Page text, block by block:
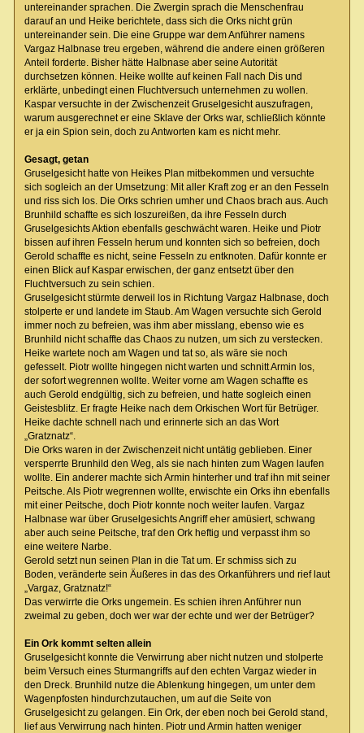
untereinander sprachen. Die Zwergin sprach die Menschenfrau
darauf an und Heike berichtete, dass sich die Orks nicht grün
untereinander sein. Die eine Gruppe war dem Anführer namens
Vargaz Halbnase treu ergeben, während die andere einen größeren
Anteil forderte. Bisher hätte Halbnase aber seine Autorität
durchsetzen können. Heike wollte auf keinen Fall nach Dis und
erklärte, unbedingt einen Fluchtversuch unternehmen zu wollen.
Kaspar versuchte in der Zwischenzeit Gruselgesicht auszufragen,
warum ausgerechnet er eine Sklave der Orks war, schließlich könnte
er ja ein Spion sein, doch zu Antworten kam es nicht mehr.
Gesagt, getan
Gruselgesicht hatte von Heikes Plan mitbekommen und versuchte
sich sogleich an der Umsetzung: Mit aller Kraft zog er an den Fesseln
und riss sich los. Die Orks schrien umher und Chaos brach aus. Auch
Brunhild schaffte es sich loszureißen, da ihre Fesseln durch
Gruselgesichts Aktion ebenfalls geschwächt waren. Heike und Piotr
bissen auf ihren Fesseln herum und konnten sich so befreien, doch
Gerold schaffte es nicht, seine Fesseln zu entknoten. Dafür konnte er
einen Blick auf Kaspar erwischen, der ganz entsetzt über den
Fluchtversuch zu sein schien.
Gruselgesicht stürmte derweil los in Richtung Vargaz Halbnase, doch
stolperte er und landete im Staub. Am Wagen versuchte sich Gerold
immer noch zu befreien, was ihm aber misslang, ebenso wie es
Brunhild nicht schaffte das Chaos zu nutzen, um sich zu verstecken.
Heike wartete noch am Wagen und tat so, als wäre sie noch
gefesselt. Piotr wollte hingegen nicht warten und schnitt Armin los,
der sofort wegrennen wollte. Weiter vorne am Wagen schaffte es
auch Gerold endgültig, sich zu befreien, und hatte sogleich einen
Geistesblitz. Er fragte Heike nach dem Orkischen Wort für Betrüger.
Heike dachte schnell nach und erinnerte sich an das Wort
„Gratznatz“.
Die Orks waren in der Zwischenzeit nicht untätig geblieben. Einer
versperrte Brunhild den Weg, als sie nach hinten zum Wagen laufen
wollte. Ein anderer machte sich Armin hinterher und traf ihn mit seiner
Peitsche. Als Piotr wegrennen wollte, erwischte ein Orks ihn ebenfalls
mit einer Peitsche, doch Piotr konnte noch weiter laufen. Vargaz
Halbnase war über Gruselgesichts Angriff eher amüsiert, schwang
aber auch seine Peitsche, traf den Ork heftig und verpasst ihm so
eine weitere Narbe.
Gerold setzt nun seinen Plan in die Tat um. Er schmiss sich zu
Boden, veränderte sein Äußeres in das des Orkanführers und rief laut
„Vargaz, Gratznatz!“
Das verwirrte die Orks ungemein. Es schien ihren Anführer nun
zweimal zu geben, doch wer war der echte und wer der Betrüger?
Ein Ork kommt selten allein
Gruselgesicht konnte die Verwirrung aber nicht nutzen und stolperte
beim Versuch eines Sturmangriffs auf den echten Vargaz wieder in
den Dreck. Brunhild nutze die Ablenkung hingegen, um unter dem
Wagenpfosten hindurchzutauchen, um auf die Seite von
Gruselgesicht zu gelangen. Ein Ork, der eben noch bei Gerold stand,
lief aus Verwirrung nach hinten. Piotr und Armin hatten weniger